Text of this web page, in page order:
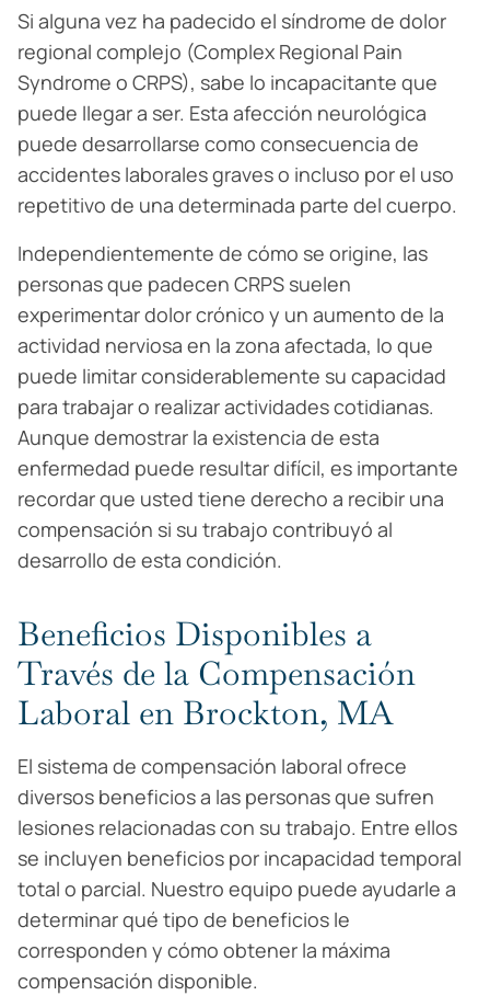
Si alguna vez ha padecido el síndrome de dolor
regional complejo (Complex Regional Pain
Syndrome o CRPS), sabe lo incapacitante que
puede llegar a ser. Esta afección neurológica
puede desarrollarse como consecuencia de
accidentes laborales graves o incluso por el uso
repetitivo de una determinada parte del cuerpo.
Independientemente de cómo se origine, las
personas que padecen CRPS suelen
experimentar dolor crónico y un aumento de la
actividad nerviosa en la zona afectada, lo que
puede limitar considerablemente su capacidad
para trabajar o realizar actividades cotidianas.
Aunque demostrar la existencia de esta
enfermedad puede resultar difícil, es importante
recordar que usted tiene derecho a recibir una
compensación si su trabajo contribuyó al
desarrollo de esta condición.
Beneficios Disponibles a
Través de la Compensación
Laboral en Brockton, MA
El sistema de compensación laboral ofrece
diversos beneficios a las personas que sufren
lesiones relacionadas con su trabajo. Entre ellos
se incluyen beneficios por incapacidad temporal
total o parcial. Nuestro equipo puede ayudarle a
determinar qué tipo de beneficios le
corresponden y cómo obtener la máxima
compensación disponible.